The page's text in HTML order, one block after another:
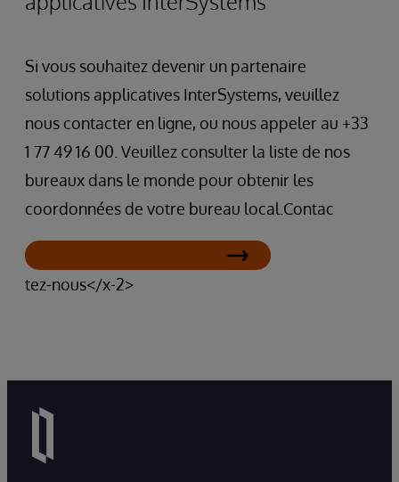
Si vous souhaitez devenir un partenaire
solutions applicatives InterSystems, veuillez
nous contacter en ligne, ou nous appeler au +33
1 77 49 16 00. Veuillez consulter la liste de nos
bureaux dans le monde pour obtenir les
coordonnées de votre bureau local.Contac
tez-nous</x-2>